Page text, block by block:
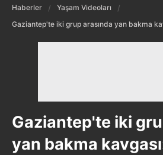
Haberler
Yaşam Videoları
Gaziantep'te iki grup arasında yan bakma
Gaziantep'te iki
yan bakma